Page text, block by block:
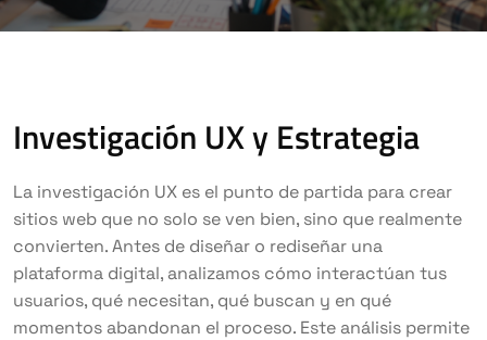
Investigación UX y Estrategia
La investigación UX es el punto de partida para crear
sitios web que no solo se ven bien, sino que realmente
convierten. Antes de diseñar o rediseñar una
plataforma digital, analizamos cómo interactúan tus
usuarios, qué necesitan, qué buscan y en qué
momentos abandonan el proceso. Este análisis permite